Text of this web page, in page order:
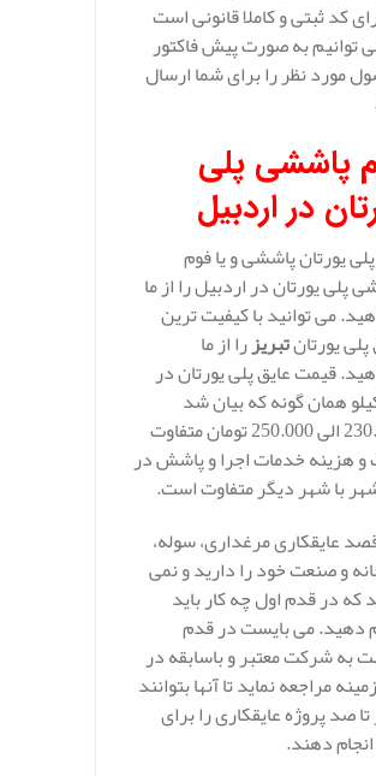
کد ثبتی و کاملا قانونی است
توانیم به صورت پیش فاکتور
مورد نظر را برای شما ارسال
پاششی پلی
در اردبیل
یورتان پاششی و یا فوم
پلی یورتان در اردبیل را از ما
می توانید با کیفیت ترین
یورتانتبریزرا از ما
قیمت عایق پلی یورتان در
همان گونه که بیان شد
230.000 الی 250.000 تومان متفاوت
هزینه خدمات اجرا و پاشش در
با شهر دیگر متفاوت است.
عایقکاری مرغداری، سوله،
و صنعت خود را دارید و نمی
که در قدم اول چه کار باید
دهید. می بایست در قدم
به شرکت معتبر و باسابقه در
مراجعه نماید تا آنها بتوانند
صد پروژه عایقکاری را برای
دهند.